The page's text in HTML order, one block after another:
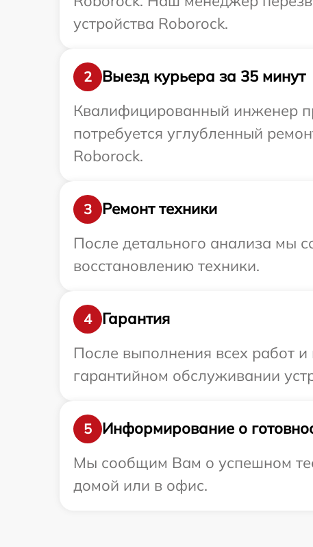
устройства Roborock.
2
Выезд курьера за 35 минут
Квалифицированный инженер
потребуется углубленный
Roborock.
3
Ремонт техники
После детального анализа мы
восстановлению техники.
4
Гарантия
После выполнения всех работ
гарантийном обслуживании
5
Информирование о
Мы сообщим Вам о успешном
домой или в офис.